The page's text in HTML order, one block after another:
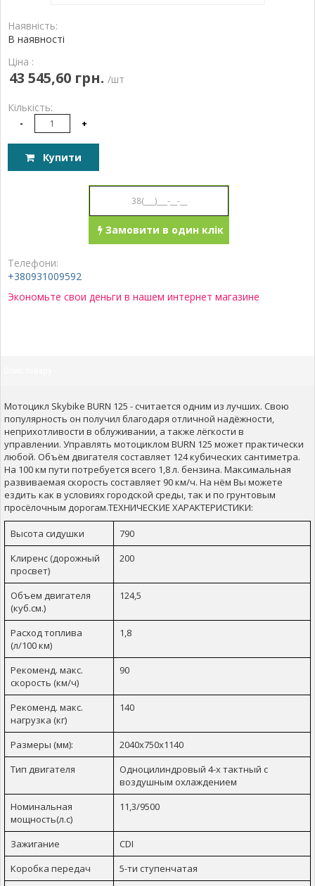
Наявність:
В наявності
Ціна :
43 545,60 грн. /шт
Кількість:
- +
Купити
Замовити в один клік
Телефони:
+380931009592
Экономьте свои деньги в нашем интернет магазине
Мотоцикл Skybike BURN 125 - считается одним из лучших. Свою
популярность он получил благодаря отличной надёжности,
неприхотливости в облуживании, а также лёгкости в
управлении. Управлять мотоциклом BURN 125 может практически
любой. Объём двигателя составляет 124 кубических сантиметра.
На 100 км пути потребуется всего 1,8 л. бензина. Максимальная
развиваемая скорость составляет 90 км/ч. На нём Вы можете
ездить как в условиях городской среды, так и по грунтовым
просёлочным дорогам.ТЕХНИЧЕСКИЕ ХАРАКТЕРИСТИКИ:
Высота сидушки
790
Клиренс (дорожный
просвет)
200
Объем двигателя
(куб.см.)
124,5
Расход топлива
(л/100 км)
1,8
Рекоменд. макс.
скорость (км/ч)
90
Рекоменд. макс.
нагрузка (кг)
140
Размеры (мм):
2040x750x1140
Тип двигателя
Одноцилиндровый 4-х тактный с
воздушным охлаждением
Номинальная
мощность(л.с)
11,3/9500
Зажигание
CDI
Коробка передач
5-ти ступенчатая